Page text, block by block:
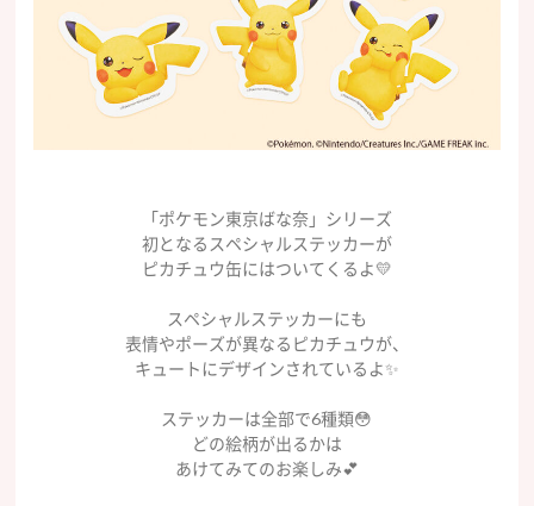
「ポケモン東京ばな奈」シリーズ
初となるスペシャルステッカーが
ピカチュウ缶にはついてくるよ💛
スペシャルステッカーにも
表情やポーズが異なるピカチュウが、
キュートにデザインされているよ✨
ステッカーは全部で6種類😳
どの絵柄が出るかは
あけてみてのお楽しみ💕